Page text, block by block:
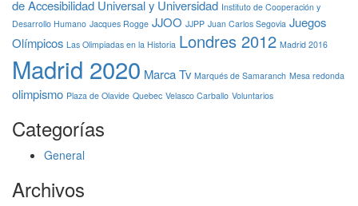
de Accesibilidad Universal y Universidad Instituto de Cooperación y
Desarrollo Humano Jacques Rogge JJOO JJPP Juan Carlos Segovia Juegos
Olímpicos Las Olimpiadas en la Historia Londres 2012 Madrid 2016
Madrid 2020 Marca Tv Marqués de Samaranch Mesa redonda
olimpismo Plaza de Olavide Quebec Velasco Carballo Voluntarios
Categorías
General
Archivos